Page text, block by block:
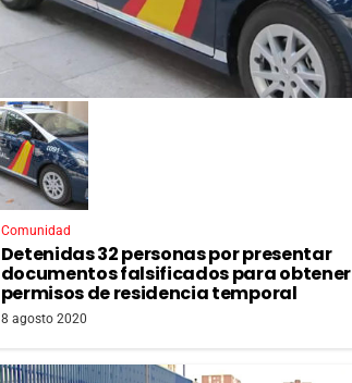
Comunidad
Detenidas 32 personas por presentar
documentos falsificados para obtener
permisos de residencia temporal
8 agosto 2020